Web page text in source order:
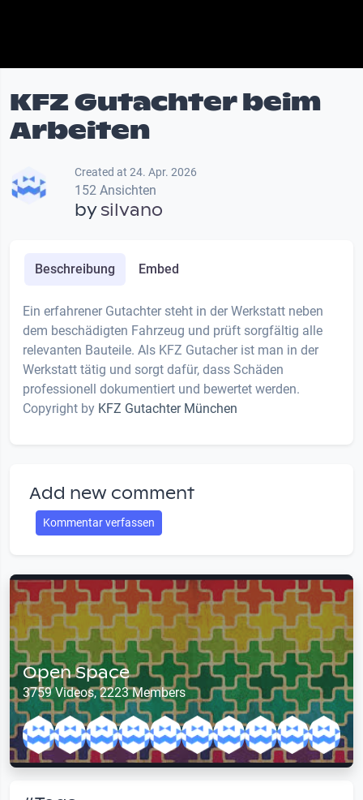
KFZ Gutachter beim
Arbeiten
Created at 24. Apr. 2026
152 Ansichten
bysilvano
Beschreibung Embed
Ein erfahrener Gutachter steht in der Werkstatt neben
dem beschädigten Fahrzeug und prüft sorgfältig alle
relevanten Bauteile. Als KFZ Gutacher ist man in der
Werkstatt tätig und sorgt dafür, dass Schäden
professionell dokumentiert und bewertet werden.
Copyright by KFZ Gutachter München
Add new comment
Kommentar verfassen
Open Space
3759 Videos, 2223 Members